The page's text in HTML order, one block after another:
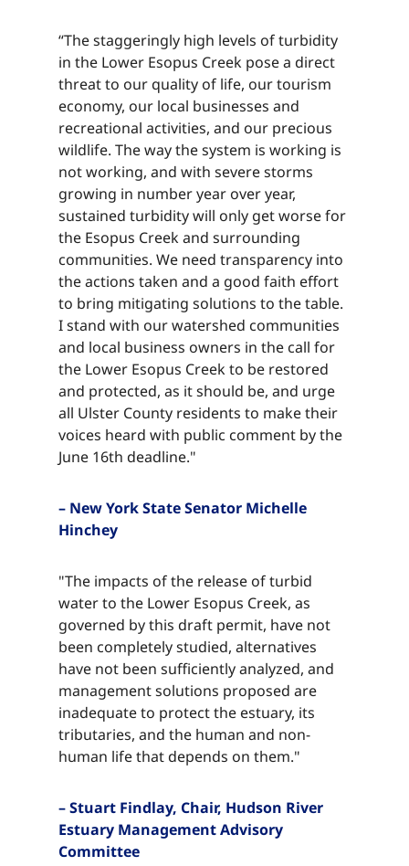
“The staggeringly high levels of turbidity
in the Lower Esopus Creek pose a direct
threat to our quality of life, our tourism
economy, our local businesses and
recreational activities, and our precious
wildlife. The way the system is working is
not working, and with severe storms
growing in number year over year,
sustained turbidity will only get worse for
the Esopus Creek and surrounding
communities. We need transparency into
the actions taken and a good faith effort
to bring mitigating solutions to the table.
I stand with our watershed communities
and local business owners in the call for
the Lower Esopus Creek to be restored
and protected, as it should be, and urge
all Ulster County residents to make their
voices heard with public comment by the
June 16th deadline."​​​​‌ ‍ ​‍​‍‌‍ ‌ ​‍‌‍‍‌‌‍‌ ‌‍‍‌‌‍ ‍​‍​‍​ ‍‍​‍​‍‌ ​ ‌‍​‌‌‍ ‍‌‍‍‌‌ ‌​‌ ‍‌​‍ ‍‌‍‍‌‌‍ ​‍​‍​‍ ​​‍​‍‌‍‍​‌ ​‍‌‍‌‌‌‍‌‍​‍​‍​ ‍‍​‍​‍‌‍‍​‌ ‌​‌ ‌​‌ ​​‌ ​ ​ ‍‍​‍ ​‍ ‌‍​ ‌‍ ‌‌ ​ ​‍ ‍‌‍ ‌‌‍​‌‌‍‍‌‌‍ ‍​‍ ‍​ ​‍​ ​​​ ​‍​ ‌​‌ ​‍‌‍‌‌‌‍‌​‌‍‌‌‌ ​ ‌‍‍‌‌‍‌ ‌‍ ‍​‍ ‍‌ ​‍‌‍‍‌‌ ‌‍‌‍‌‌‌ ​‍‌‍‍ ‌‍‌‌‌‍‌‌‌ ​​‌‍‌‌‌ ​‍​‍ ‍‌‍ ‌ ​‍‌‍‌ ​‍ ‌‍‍‌‌‍ ‍‌ ‌​‌‍‌‌‌‍ ‍‌ ‌​​‍ ‌‍‌‌‌‍‌​‌‍‍‌‌ ‌​​‍ ‌‍ ‌‌‍ ‌‍‌​‌‍‌‌​ ‌‌ ​​‌ ​‍‌‍‌‌‌ ​ ‌‍‌‌‌‍ ‍‌ ‌​‌‍​‌‌ ‌​‌‍‍‌‌‍ ‌‍ ‍​ ‍ ‌‍‍‌‌‍‌​​ ‌​ ‌ ​ ​‌​ ​‌​ ​‌​ ​ ‌‍​‌​ ​​​ ​ ​‍ ‌​ ​‌​ ‌​​ ‌‌‌‍​ ​‍ ‌​ ‌​‌‍​‍​ ‌‌​ ‌ ​‍ ‌‌‍​‍​ ​​​ ‌‍‌‍​ ​‍ ‌​ ​​​ ‌ ​ ‌‌​ ​​​ ‍‌​ ​ ​ ​‍‌‍‌‍​ ​​​ ‍‌​ ​‌‌‍​‌​ ‍ ‌ ‌​‌ ‍‌‌ ​​‌‍‌‌​ ‌‌‍​‌‌ ​‍‌ ‌​‌‍‍‌‌‍​ ‌‍ ​‌‍‌‌​ ‍ ‌ ​​‌‍​‌‌ ‌​‌‍‍​​ ‌‌‍​ ‌‍ ‌‍ ‍‌ ‌​‌‍‌‌‌‍ ‍‌ ‌​​‍‌‌​ ‌‌‌​​‍‌‌ ‌‍‍ ‌‍‌‌‌ ‍‌​‍‌‌​ ​ ‌​‌​​‍‌‌​ ​ ‌​‌​​‍‌‌​ ​‍​ ​‍​ ‍​‌‍​‍‌‍‌​​ ‌‍​ ‌‌​ ​ ​ ​‍​ ​‌​ ‍​​ ‌‌​ ​‌‌‍​‍​‍‌‌​ ​‍​ ​‍​‍‌‌​ ‌‌‌​‌​​‍ ‍‌‍​ ‌‍‍​‌‍‍‌‌‍ ​‌‍‌​‌ ​‍‌‍‌‌‌‍ ‍​‍‌‌​ ‌‌‌​​‍‌‌ ‌‍‍ ‌‍‌‌‌ ‍‌​‍‌‌​ ​ ‌​‌​​‍‌‌​ ​ ‌​‌​​‍‌‌​ ​‍​ ​‍​ ‍​‌‍​‍‌‍‌​​ ‌‍​ ‌‌​ ​ ​ ​‍​ ​‌​ ‍​​ ‌‌​ ​‌‌‍​‍​ ​​​‍‌‌​ ​‍​ ​‍​‍‌‌​ ‌‌‌​‌​​‍ ‍‌ ‌​‌‍‌‌‌ ‍​‌ ‌​​ ‌‍​‍‌‍​‌‌ ​ ‌‍‌‌‌‌‌‌‌ ​‍‌‍ ​​ ‌‌‍‍​‌ ‌​‌ ‌​‌ ​​‌ ​ ​‍‌‌​ ​ ‌​​‌​‍‌‌​ ​‍‌​‌‍​‍‌‌​ ​‍‌​‌‍‌‍​ ‌‍ ‌‌ ​ ​‍ ‍‌‍ ‌‌‍​‌‌‍‍‌‌‍ ‍​‍ ‍​ ​‍​ ​​​ ​‍​ ‌​‌ ​‍‌‍‌‌‌‍‌​‌‍‌‌‌ ​ ‌‍‍‌‌‍‌ ‌‍ ‍​‍ ‍‌ ​‍‌‍‍‌‌ ‌‍‌‍‌‌‌ ​‍‌‍‍ ‌‍‌‌‌‍‌‌‌ ​​‌‍‌‌‌ ​‍​‍ ‍‌‍ ‌ ​‍‌‍‌ ​‍‌‍‌‍‍‌‌‍‌​​ ‌​ ‌ ​ ​‌​ ​‌​ ​‌​ ​ ‌‍​‌​ ​​​ ​ ​‍ ‌​ ​‌​ ‌​​ ‌‌‌‍​ ​‍ ‌​ ‌​‌‍​‍​ ‌‌​ ‌ ​‍ ‌‌‍​‍​ ​​​ ‌‍‌‍​ ​‍ ‌​ ​​​ ‌ ​ ‌‌​ ​​​ ‍‌​ ​ ​ ​‍‌‍‌‍​ ​​​ ‍‌​ ​‌‌‍​‌​‍‌‍‌ ‌​‌ ‍‌‌ ​​‌‍‌‌​ ‌‌‍​‌‌ ​‍‌ ‌​‌‍‍‌‌‍​ ‌‍ ​‌‍‌‌​‍‌‍‌ ​​‌‍​‌‌ ‌​‌‍‍​​ ‌‌‍​ ‌‍ ‌‍ ‍‌ ‌​‌‍‌‌‌‍ ‍‌ ‌​​‍‌‌​ ‌‌‌​​‍‌‌ ‌‍‍ ‌‍‌‌‌ ‍‌​‍‌‌​ ​ ‌​‌​​‍‌‌​ ​ ‌​‌​​‍‌‌​ ​‍​ ​‍​ ‍​‌‍​‍‌‍‌​​ ‌‍​ ‌‌​ ​ ​ ​‍​ ​‌​ ‍​​ ‌‌​ ​‌‌‍​‍​‍‌‌​ ​‍​ ​‍​‍‌‌​ ‌‌‌​‌​​‍ ‍‌‍​ ‌‍‍​‌‍‍‌‌‍ ​‌‍‌​‌ ​‍‌‍‌‌‌‍ ‍​‍‌‌​ ‌‌‌​​‍‌‌ ‌‍‍ ‌‍‌‌‌ ‍‌​‍‌‌​ ​ ‌​‌​​‍‌‌​ ​ ‌​‌​​‍‌‌​ ​‍​ ​‍​ ‍​‌‍​‍‌‍‌​​ ‌‍​ ‌‌​ ​ ​ ​‍​ ​‌​ ‍​​ ‌‌​ ​‌‌‍​‍​ ​​​‍‌‌​ ​‍​ ​‍​‍‌‌​ ‌‌‌​‌​​‍ ‍‌ ‌​‌‍‌‌‌ ‍​‌ ‌​​‍‌‍‌ ​​‌‍‌‌‌ ​‍‌ ​ ‌ ​​‌‍‌‌‌‍​ ‌ ‌​‌‍‍‌‌ ‌‍‌‍‌‌​ ‌‌ ​​‌ ‌‌‌‍​‍‌‍ ​‌‍‍‌‌ ​ ‌‍‍​‌‍‌‌‌‍‌​​‍​‍‌ ‌
– New York State Senator Michelle
Hinchey​​​​‌ ‍ ​‍​‍‌‍ ‌ ​‍‌‍‍‌‌‍‌ ‌‍‍‌‌‍ ‍​‍​‍​ ‍‍​‍​‍‌ ​ ‌‍​‌‌‍ ‍‌‍‍‌‌ ‌​‌ ‍‌​‍ ‍‌‍‍‌‌‍ ​‍​‍​‍ ​​‍​‍‌‍‍​‌ ​‍‌‍‌‌‌‍‌‍​‍​‍​ ‍‍​‍​‍‌‍‍​‌ ‌​‌ ‌​‌ ​​‌ ​ ​ ‍‍​‍ ​‍ ‌‍​ ‌‍ ‌‌ ​ ​‍ ‍‌‍ ‌‌‍​‌‌‍‍‌‌‍ ‍​‍ ‍​ ​‍​ ​​​ ​‍​ ‌​‌ ​‍‌‍‌‌‌‍‌​‌‍‌‌‌ ​ ‌‍‍‌‌‍‌ ‌‍ ‍​‍ ‍‌ ​‍‌‍‍‌‌ ‌‍‌‍‌‌‌ ​‍‌‍‍ ‌‍‌‌‌‍‌‌‌ ​​‌‍‌‌‌ ​‍​‍ ‍‌‍ ‌ ​‍‌‍‌ ​‍ ‌‍‍‌‌‍ ‍‌ ‌​‌‍‌‌‌‍ ‍‌ ‌​​‍ ‌‍‌‌‌‍‌​‌‍‍‌‌ ‌​​‍ ‌‍ ‌‌‍ ‌‍‌​‌‍‌‌​ ‌‌ ​​‌ ​‍‌‍‌‌‌ ​ ‌‍‌‌‌‍ ‍‌ ‌​‌‍​‌‌ ‌​‌‍‍‌‌‍ ‌‍ ‍​ ‍ ‌‍‍‌‌‍‌​​ ‌​ ‌ ​ ​‌​ ​‌​ ​‌​ ​ ‌‍​‌​ ​​​ ​ ​‍ ‌​ ​‌​ ‌​​ ‌‌‌‍​ ​‍ ‌​ ‌​‌‍​‍​ ‌‌​ ‌ ​‍ ‌‌‍​‍​ ​​​ ‌‍‌‍​ ​‍ ‌​ ​​​ ‌ ​ ‌‌​ ​​​ ‍‌​ ​ ​ ​‍‌‍‌‍​ ​​​ ‍‌​ ​‌‌‍​‌​ ‍ ‌ ‌​‌ ‍‌‌ ​​‌‍‌‌​ ‌‌‍​‌‌ ​‍‌ ‌​‌‍‍‌‌‍​ ‌‍ ​‌‍‌‌​ ‍ ‌ ​​‌‍​‌‌ ‌​‌‍‍​​ ‌‌‍​ ‌‍ ‌‍ ‍‌ ‌​‌‍‌‌‌‍ ‍‌ ‌​​‍‌‌​ ‌‌‌​​‍‌‌ ‌‍‍ ‌‍‌‌‌ ‍‌​‍‌‌​ ​ ‌​‌​​‍‌‌​ ​ ‌​‌​​‍‌‌​ ​‍​ ​‍‌‍​‍​ ‍‌‌‍​‌​ ‌‍‌‍‌‌​ ‌ ​ ​​‌‍​‍​ ‌ ​ ‌ ​ ‌ ​ ‍‌​‍‌‌​ ​‍​ ​‍​‍‌‌​ ‌‌‌​‌​​‍ ‍‌‍​ ‌‍‍​‌‍‍‌‌‍ ​‌‍‌​‌ ​‍‌‍‌‌‌‍ ‍​‍‌‌​ ‌‌‌​​‍‌‌ ‌‍‍ ‌‍‌‌‌ ‍‌​‍‌‌​ ​ ‌​‌​​‍‌‌​ ​ ‌​‌​​‍‌‌​ ​‍​ ​‍‌‍​‍​ ‍‌‌‍​‌​ ‌‍‌‍‌‌​ ‌ ​ ​​‌‍​‍​ ‌ ​ ‌ ​ ‌ ​ ‍‌​ ​​​‍‌‌​ ​‍​ ​‍​‍‌‌​ ‌‌‌​‌​​‍ ‍‌ ‌​‌‍‌‌‌ ‍​‌ ‌​​ ‌‍​‍‌‍​‌‌ ​ ‌‍‌‌‌‌‌‌‌ ​‍‌‍ ​​ ‌‌‍‍​‌ ‌​‌ ‌​‌ ​​‌ ​ ​‍‌‌​ ​ ‌​​‌​‍‌‌​ ​‍‌​‌‍​‍‌‌​ ​‍‌​‌‍‌‍​ ‌‍ ‌‌ ​ ​‍ ‍‌‍ ‌‌‍​‌‌‍‍‌‌‍ ‍​‍ ‍​ ​‍​ ​​​ ​‍​ ‌​‌ ​‍‌‍‌‌‌‍‌​‌‍‌‌‌ ​ ‌‍‍‌‌‍‌ ‌‍ ‍​‍ ‍‌ ​‍‌‍‍‌‌ ‌‍‌‍‌‌‌ ​‍‌‍‍ ‌‍‌‌‌‍‌‌‌ ​​‌‍‌‌‌ ​‍​‍ ‍‌‍ ‌ ​‍‌‍‌ ​‍‌‍‌‍‍‌‌‍‌​​ ‌​ ‌ ​ ​‌​ ​‌​ ​‌​ ​ ‌‍​‌​ ​​​ ​ ​‍ ‌​ ​‌​ ‌​​ ‌‌‌‍​ ​‍ ‌​ ‌​‌‍​‍​ ‌‌​ ‌ ​‍ ‌‌‍​‍​ ​​​ ‌‍‌‍​ ​‍ ‌​ ​​​ ‌ ​ ‌‌​ ​​​ ‍‌​ ​ ​ ​‍‌‍‌‍​ ​​​ ‍‌​ ​‌‌‍​‌​‍‌‍‌ ‌​‌ ‍‌‌ ​​‌‍‌‌​ ‌‌‍​‌‌ ​‍‌ ‌​‌‍‍‌‌‍​ ‌‍ ​‌‍‌‌​‍‌‍‌ ​​‌‍​‌‌ ‌​‌‍‍​​ ‌‌‍​ ‌‍ ‌‍ ‍‌ ‌​‌‍‌‌‌‍ ‍‌ ‌​​‍‌‌​ ‌‌‌​​‍‌‌ ‌‍‍ ‌‍‌‌‌ ‍‌​‍‌‌​ ​ ‌​‌​​‍‌‌​ ​ ‌​‌​​‍‌‌​ ​‍​ ​‍‌‍​‍​ ‍‌‌‍​‌​ ‌‍‌‍‌‌​ ‌ ​ ​​‌‍​‍​ ‌ ​ ‌ ​ ‌ ​ ‍‌​‍‌‌​ ​‍​ ​‍​‍‌‌​ ‌‌‌​‌​​‍ ‍‌‍​ ‌‍‍​‌‍‍‌‌‍ ​‌‍‌​‌ ​‍‌‍‌‌‌‍ ‍​‍‌‌​ ‌‌‌​​‍‌‌ ‌‍‍ ‌‍‌‌‌ ‍‌​‍‌‌​ ​ ‌​‌​​‍‌‌​ ​ ‌​‌​​‍‌‌​ ​‍​ ​‍‌‍​‍​ ‍‌‌‍​‌​ ‌‍‌‍‌‌​ ‌ ​ ​​‌‍​‍​ ‌ ​ ‌ ​ ‌ ​ ‍‌​ ​​​‍‌‌​ ​‍​ ​‍​‍‌‌​ ‌‌‌​‌​​‍ ‍‌ ‌​‌‍‌‌‌ ‍​‌ ‌​​‍‌‍‌ ​​‌‍‌‌‌ ​‍‌ ​ ‌ ​​‌‍‌‌‌‍​ ‌ ‌​‌‍‍‌‌ ‌‍‌‍‌‌​ ‌‌ ​​‌ ‌‌‌‍​‍‌‍ ​‌‍‍‌‌ ​ ‌‍‍​‌‍‌‌‌‍‌​​‍​‍‌ ‌
"The impacts of the release of turbid
water to the Lower Esopus Creek, as
governed by this draft permit, have not
been completely studied, alternatives
have not been sufficiently analyzed, and
management solutions proposed are
inadequate to protect the estuary, its
tributaries, and the human and non-
human life that depends on them."​​​​‌ ‍ ​‍​‍‌‍ ‌ ​‍‌‍‍‌‌‍‌ ‌‍‍‌‌‍ ‍​‍​‍​ ‍‍​‍​‍‌ ​ ‌‍​‌‌‍ ‍‌‍‍‌‌ ‌​‌ ‍‌​‍ ‍‌‍‍‌‌‍ ​‍​‍​‍ ​​‍​‍‌‍‍​‌ ​‍‌‍‌‌‌‍‌‍​‍​‍​ ‍‍​‍​‍‌‍‍​‌ ‌​‌ ‌​‌ ​​‌ ​ ​ ‍‍​‍ ​‍ ‌‍​ ‌‍ ‌‌ ​ ​‍ ‍‌‍ ‌‌‍​‌‌‍‍‌‌‍ ‍​‍ ‍​ ​‍​ ​​​ ​‍​ ‌​‌ ​‍‌‍‌‌‌‍‌​‌‍‌‌‌ ​ ‌‍‍‌‌‍‌ ‌‍ ‍​‍ ‍‌ ​‍‌‍‍‌‌ ‌‍‌‍‌‌‌ ​‍‌‍‍ ‌‍‌‌‌‍‌‌‌ ​​‌‍‌‌‌ ​‍​‍ ‍‌‍ ‌ ​‍‌‍‌ ​‍ ‌‍‍‌‌‍ ‍‌ ‌​‌‍‌‌‌‍ ‍‌ ‌​​‍ ‌‍‌‌‌‍‌​‌‍‍‌‌ ‌​​‍ ‌‍ ‌‌‍ ‌‍‌​‌‍‌‌​ ‌‌ ​​‌ ​‍‌‍‌‌‌ ​ ‌‍‌‌‌‍ ‍‌ ‌​‌‍​‌‌ ‌​‌‍‍‌‌‍ ‌‍ ‍​ ‍ ‌‍‍‌‌‍‌​​ ‌​ ‌ ​ ​‌​ ​‌​ ​‌​ ​ ‌‍​‌​ ​​​ ​ ​‍ ‌​ ​‌​ ‌​​ ‌‌‌‍​ ​‍ ‌​ ‌​‌‍​‍​ ‌‌​ ‌ ​‍ ‌‌‍​‍​ ​​​ ‌‍‌‍​ ​‍ ‌​ ​​​ ‌ ​ ‌‌​ ​​​ ‍‌​ ​ ​ ​‍‌‍‌‍​ ​​​ ‍‌​ ​‌‌‍​‌​ ‍ ‌ ‌​‌ ‍‌‌ ​​‌‍‌‌​ ‌‌‍​‌‌ ​‍‌ ‌​‌‍‍‌‌‍​ ‌‍ ​‌‍‌‌​ ‍ ‌ ​​‌‍​‌‌ ‌​‌‍‍​​ ‌‌‍​ ‌‍ ‌‍ ‍‌ ‌​‌‍‌‌‌‍ ‍‌ ‌​​‍‌‌​ ‌‌‌​​‍‌‌ ‌‍‍ ‌‍‌‌‌ ‍‌​‍‌‌​ ​ ‌​‌​​‍‌‌​ ​ ‌​‌​​‍‌‌​ ​‍​ ​‍‌‍​ ​ ​‌​ ​‌​ ​‌‌‍​‌​ ​‍‌‍​ ​ ‌ ‌‍‌‍​ ‌​‌‍​‌​ ​​​‍‌‌​ ​‍​ ​‍​‍‌‌​ ‌‌‌​‌​​‍ ‍‌‍​ ‌‍‍​‌‍‍‌‌‍ ​‌‍‌​‌ ​‍‌‍‌‌‌‍ ‍​‍‌‌​ ‌‌‌​​‍‌‌ ‌‍‍ ‌‍‌‌‌ ‍‌​‍‌‌​ ​ ‌​‌​​‍‌‌​ ​ ‌​‌​​‍‌‌​ ​‍​ ​‍‌‍​ ​ ​‌​ ​‌​ ​‌‌‍​‌​ ​‍‌‍​ ​ ‌ ‌‍‌‍​ ‌​‌‍​‌​ ​​​ ​​​‍‌‌​ ​‍​ ​‍​‍‌‌​ ‌‌‌​‌​​‍ ‍‌ ‌​‌‍‌‌‌ ‍​‌ ‌​​ ‌‍​‍‌‍​‌‌ ​ ‌‍‌‌‌‌‌‌‌ ​‍‌‍ ​​ ‌‌‍‍​‌ ‌​‌ ‌​‌ ​​‌ ​ ​‍‌‌​ ​ ‌​​‌​‍‌‌​ ​‍‌​‌‍​‍‌‌​ ​‍‌​‌‍‌‍​ ‌‍ ‌‌ ​ ​‍ ‍‌‍ ‌‌‍​‌‌‍‍‌‌‍ ‍​‍ ‍​ ​‍​ ​​​ ​‍​ ‌​‌ ​‍‌‍‌‌‌‍‌​‌‍‌‌‌ ​ ‌‍‍‌‌‍‌ ‌‍ ‍​‍ ‍‌ ​‍‌‍‍‌‌ ‌‍‌‍‌‌‌ ​‍‌‍‍ ‌‍‌‌‌‍‌‌‌ ​​‌‍‌‌‌ ​‍​‍ ‍‌‍ ‌ ​‍‌‍‌ ​‍‌‍‌‍‍‌‌‍‌​​ ‌​ ‌ ​ ​‌​ ​‌​ ​‌​ ​ ‌‍​‌​ ​​​ ​ ​‍ ‌​ ​‌​ ‌​​ ‌‌‌‍​ ​‍ ‌​ ‌​‌‍​‍​ ‌‌​ ‌ ​‍ ‌‌‍​‍​ ​​​ ‌‍‌‍​ ​‍ ‌​ ​​​ ‌ ​ ‌‌​ ​​​ ‍‌​ ​ ​ ​‍‌‍‌‍​ ​​​ ‍‌​ ​‌‌‍​‌​‍‌‍‌ ‌​‌ ‍‌‌ ​​‌‍‌‌​ ‌‌‍​‌‌ ​‍‌ ‌​‌‍‍‌‌‍​ ‌‍ ​‌‍‌‌​‍‌‍‌ ​​‌‍​‌‌ ‌​‌‍‍​​ ‌‌‍​ ‌‍ ‌‍ ‍‌ ‌​‌‍‌‌‌‍ ‍‌ ‌​​‍‌‌​ ‌‌‌​​‍‌‌ ‌‍‍ ‌‍‌‌‌ ‍‌​‍‌‌​ ​ ‌​‌​​‍‌‌​ ​ ‌​‌​​‍‌‌​ ​‍​ ​‍‌‍​ ​ ​‌​ ​‌​ ​‌‌‍​‌​ ​‍‌‍​ ​ ‌ ‌‍‌‍​ ‌​‌‍​‌​ ​​​‍‌‌​ ​‍​ ​‍​‍‌‌​ ‌‌‌​‌​​‍ ‍‌‍​ ‌‍‍​‌‍‍‌‌‍ ​‌‍‌​‌ ​‍‌‍‌‌‌‍ ‍​‍‌‌​ ‌‌‌​​‍‌‌ ‌‍‍ ‌‍‌‌‌ ‍‌​‍‌‌​ ​ ‌​‌​​‍‌‌​ ​ ‌​‌​​‍‌‌​ ​‍​ ​‍‌‍​ ​ ​‌​ ​‌​ ​‌‌‍​‌​ ​‍‌‍​ ​ ‌ ‌‍‌‍​ ‌​‌‍​‌​ ​​​ ​​​‍‌‌​ ​‍​ ​‍​‍‌‌​ ‌‌‌​‌​​‍ ‍‌ ‌​‌‍‌‌‌ ‍​‌ ‌​​‍‌‍‌ ​​‌‍‌‌‌ ​‍‌ ​ ‌ ​​‌‍‌‌‌‍​ ‌ ‌​‌‍‍‌‌ ‌‍‌‍‌‌​ ‌‌ ​​‌ ‌‌‌‍​‍‌‍ ​‌‍‍‌‌ ​ ‌‍‍​‌‍‌‌‌‍‌​​‍​‍‌ ‌
– Stuart Findlay, Chair, Hudson River
Estuary Management Advisory
Committee​​​​‌ ‍ ​‍​‍‌‍ ‌ ​‍‌‍‍‌‌‍‌ ‌‍‍‌‌‍ ‍​‍​‍​ ‍‍​‍​‍‌ ​ ‌‍​‌‌‍ ‍‌‍‍‌‌ ‌​‌ ‍‌​‍ ‍‌‍‍‌‌‍ ​‍​‍​‍ ​​‍​‍‌‍‍​‌ ​‍‌‍‌‌‌‍‌‍​‍​‍​ ‍‍​‍​‍‌‍‍​‌ ‌​‌ ‌​‌ ​​‌ ​ ​ ‍‍​‍ ​‍ ‌‍​ ‌‍ ‌‌ ​ ​‍ ‍‌‍ ‌‌‍​‌‌‍‍‌‌‍ ‍​‍ ‍​ ​‍​ ​​​ ​‍​ ‌​‌ ​‍‌‍‌‌‌‍‌​‌‍‌‌‌ ​ ‌‍‍‌‌‍‌ ‌‍ ‍​‍ ‍‌ ​‍‌‍‍‌‌ ‌‍‌‍‌‌‌ ​‍‌‍‍ ‌‍‌‌‌‍‌‌‌ ​​‌‍‌‌‌ ​‍​‍ ‍‌‍ ‌ ​‍‌‍‌ ​‍ ‌‍‍‌‌‍ ‍‌ ‌​‌‍‌‌‌‍ ‍‌ ‌​​‍ ‌‍‌‌‌‍‌​‌‍‍‌‌ ‌​​‍ ‌‍ ‌‌‍ ‌‍‌​‌‍‌‌​ ‌‌ ​​‌ ​‍‌‍‌‌‌ ​ ‌‍‌‌‌‍ ‍‌ ‌​‌‍​‌‌ ‌​‌‍‍‌‌‍ ‌‍ ‍​ ‍ ‌‍‍‌‌‍‌​​ ‌​ ‌ ​ ​‌​ ​‌​ ​‌​ ​ ‌‍​‌​ ​​​ ​ ​‍ ‌​ ​‌​ ‌​​ ‌‌‌‍​ ​‍ ‌​ ‌​‌‍​‍​ ‌‌​ ‌ ​‍ ‌‌‍​‍​ ​​​ ‌‍‌‍​ ​‍ ‌​ ​​​ ‌ ​ ‌‌​ ​​​ ‍‌​ ​ ​ ​‍‌‍‌‍​ ​​​ ‍‌​ ​‌‌‍​‌​ ‍ ‌ ‌​‌ ‍‌‌ ​​‌‍‌‌​ ‌‌‍​‌‌ ​‍‌ ‌​‌‍‍‌‌‍​ ‌‍ ​‌‍‌‌​ ‍ ‌ ​​‌‍​‌‌ ‌​‌‍‍​​ ‌‌‍​ ‌‍ ‌‍ ‍‌ ‌​‌‍‌‌‌‍ ‍‌ ‌​​‍‌‌​ ‌‌‌​​‍‌‌ ‌‍‍ ‌‍‌‌‌ ‍‌​‍‌‌​ ​ ‌​‌​​‍‌‌​ ​ ‌​‌​​‍‌‌​ ​‍​ ​‍‌‍‌‌​ ‌‌‌‍​‍​ ​ ​ ‍‌​ ​‌​ ‍​‌‍​ ‌‍​‌​ ‌ ​ ‍​‌‍​‍​‍‌‌​ ​‍​ ​‍​‍‌‌​ ‌‌‌​‌​​‍ ‍‌‍​ ‌‍‍​‌‍‍‌‌‍ ​‌‍‌​‌ ​‍‌‍‌‌‌‍ ‍​‍‌‌​ ‌‌‌​​‍‌‌ ‌‍‍ ‌‍‌‌‌ ‍‌​‍‌‌​ ​ ‌​‌​​‍‌‌​ ​ ‌​‌​​‍‌‌​ ​‍​ ​‍‌‍‌‌​ ‌‌‌‍​‍​ ​ ​ ‍‌​ ​‌​ ‍​‌‍​ ‌‍​‌​ ‌ ​ ‍​‌‍​‍​ ​​​‍‌‌​ ​‍​ ​‍​‍‌‌​ ‌‌‌​‌​​‍ ‍‌ ‌​‌‍‌‌‌ ‍​‌ ‌​​ ‌‍​‍‌‍​‌‌ ​ ‌‍‌‌‌‌‌‌‌ ​‍‌‍ ​​ ‌‌‍‍​‌ ‌​‌ ‌​‌ ​​‌ ​ ​‍‌‌​ ​ ‌​​‌​‍‌‌​ ​‍‌​‌‍​‍‌‌​ ​‍‌​‌‍‌‍​ ‌‍ ‌‌ ​ ​‍ ‍‌‍ ‌‌‍​‌‌‍‍‌‌‍ ‍​‍ ‍​ ​‍​ ​​​ ​‍​ ‌​‌ ​‍‌‍‌‌‌‍‌​‌‍‌‌‌ ​ ‌‍‍‌‌‍‌ ‌‍ ‍​‍ ‍‌ ​‍‌‍‍‌‌ ‌‍‌‍‌‌‌ ​‍‌‍‍ ‌‍‌‌‌‍‌‌‌ ​​‌‍‌‌‌ ​‍​‍ ‍‌‍ ‌ ​‍‌‍‌ ​‍‌‍‌‍‍‌‌‍‌​​ ‌​ ‌ ​ ​‌​ ​‌​ ​‌​ ​ ‌‍​‌​ ​​​ ​ ​‍ ‌​ ​‌​ ‌​​ ‌‌‌‍​ ​‍ ‌​ ‌​‌‍​‍​ ‌‌​ ‌ ​‍ ‌‌‍​‍​ ​​​ ‌‍‌‍​ ​‍ ‌​ ​​​ ‌ ​ ‌‌​ ​​​ ‍‌​ ​ ​ ​‍‌‍‌‍​ ​​​ ‍‌​ ​‌‌‍​‌​‍‌‍‌ ‌​‌ ‍‌‌ ​​‌‍‌‌​ ‌‌‍​‌‌ ​‍‌ ‌​‌‍‍‌‌‍​ ‌‍ ​‌‍‌‌​‍‌‍‌ ​​‌‍​‌‌ ‌​‌‍‍​​ ‌‌‍​ ‌‍ ‌‍ ‍‌ ‌​‌‍‌‌‌‍ ‍‌ ‌​​‍‌‌​ ‌‌‌​​‍‌‌ ‌‍‍ ‌‍‌‌‌ ‍‌​‍‌‌​ ​ ‌​‌​​‍‌‌​ ​ ‌​‌​​‍‌‌​ ​‍​ ​‍‌‍‌‌​ ‌‌‌‍​‍​ ​ ​ ‍‌​ ​‌​ ‍​‌‍​ ‌‍​‌​ ‌ ​ ‍​‌‍​‍​‍‌‌​ ​‍​ ​‍​‍‌‌​ ‌‌‌​‌​​‍ ‍‌‍​ ‌‍‍​‌‍‍‌‌‍ ​‌‍‌​‌ ​‍‌‍‌‌‌‍ ‍​‍‌‌​ ‌‌‌​​‍‌‌ ‌‍‍ ‌‍‌‌‌ ‍‌​‍‌‌​ ​ ‌​‌​​‍‌‌​ ​ ‌​‌​​‍‌‌​ ​‍​ ​‍‌‍‌‌​ ‌‌‌‍​‍​ ​ ​ ‍‌​ ​‌​ ‍​‌‍​ ‌‍​‌​ ‌ ​ ‍​‌‍​‍​ ​​​‍‌‌​ ​‍​ ​‍​‍‌‌​ ‌‌‌​‌​​‍ ‍‌ ‌​‌‍‌‌‌ ‍​‌ ‌​​‍‌‍‌ ​​‌‍‌‌‌ ​‍‌ ​ ‌ ​​‌‍‌‌‌‍​ ‌ ‌​‌‍‍‌‌ ‌‍‌‍‌‌​ ‌‌ ​​‌ ‌‌‌‍​‍‌‍ ​‌‍‍‌‌ ​ ‌‍‍​‌‍‌‌‌‍‌​​‍​‍‌ ‌